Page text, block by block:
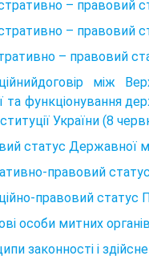
– правовий
– правовий
– правовий
між
та функціонування
України (8
статус Державної
правовий статус
правовий статус
особи митних
законності і